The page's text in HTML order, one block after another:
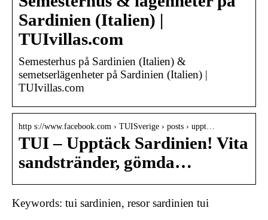
Sardinien (Italien) |
TUIvillas.com
Semesterhus på Sardinien (Italien) &
semetserlägenheter på Sardinien (Italien) |
TUIvillas.com
http s://www.facebook.com › TUISverige › posts › uppt…
TUI – Upptäck Sardinien! Vita
sandstränder, gömda…
Keywords: tui sardinien, resor sardinien tui